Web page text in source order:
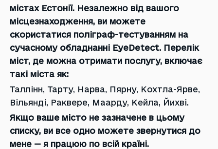
містах Естонії. Незалежно від вашого
місцезнаходження, ви можете
скористатися поліграф-тестуванням на
сучасному обладнанні EyeDetect. Перелік
міст, де можна отримати послугу, включає
такі міста як:
Таллінн, Тарту, Нарва, Пярну, Кохтла-Ярве,
Вільянді, Раквере, Маарду, Кейла, Йихві.
Якщо ваше місто не зазначене в цьому
списку, ви все одно можете звернутися до
мене — я працюю по всій країні.